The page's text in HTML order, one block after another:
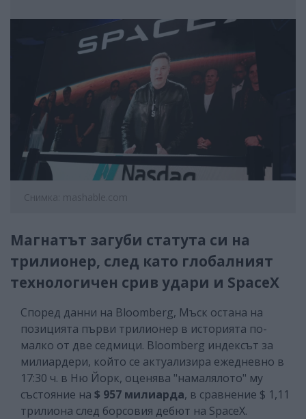
Снимка: mashable.com
Магнатът загуби статута си на
трилионер, след като глобалният
технологичен срив удари и SpaceX
Според данни на Bloomberg, Мъск остана на
позицията първи трилионер в историята по-
малко от две седмици. Bloomberg индексът за
милиардери, който се актуализира ежедневно в
17:30 ч. в Ню Йорк, оценява "намалялото" му
състояние на $ 957 милиарда, в сравнение $ 1,11
трилиона след борсовия дебют на SpaceX.